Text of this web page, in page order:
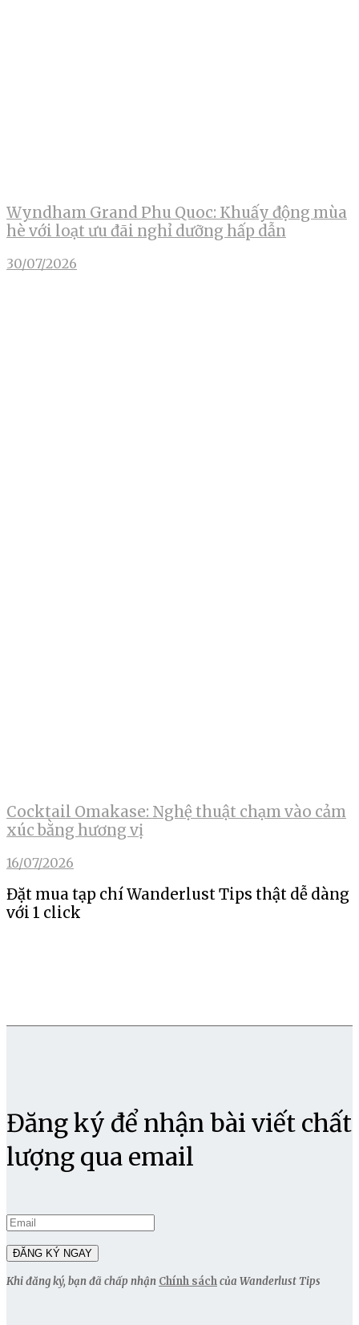
Wyndham Grand Phu Quoc: Khuấy động mùa
hè với loạt ưu đãi nghỉ dưỡng hấp dẫn
30/07/2026
Cocktail Omakase: Nghệ thuật chạm vào cảm
xúc bằng hương vị
16/07/2026
Đặt mua tạp chí Wanderlust Tips thật dễ dàng
với 1 click
Đăng ký để nhận bài viết chất
lượng qua email
Khi đăng ký, bạn đã chấp nhận Chính sáchcủa Wanderlust Tips